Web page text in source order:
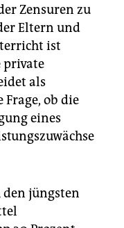
Zensuren zu
Eltern und
ist
private
als
ob die
eines
jüngsten